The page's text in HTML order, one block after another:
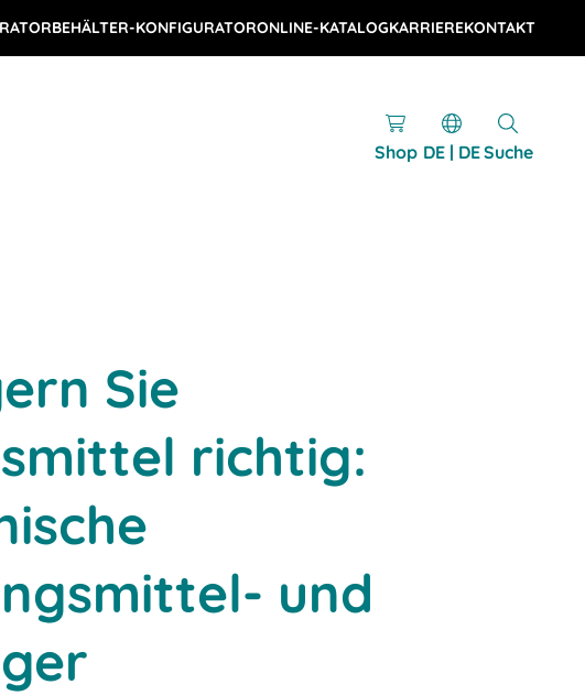
BEHÄLTER-KONFIGURATORONLINE-KATALOGKARRIEREKONTAKT
Shop DE | DESuche
Sie
richtig:
und